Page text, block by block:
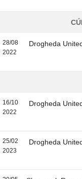
28/08
2022
Drogheda
16/10
2022
Drogheda
25/02
2023
Drogheda